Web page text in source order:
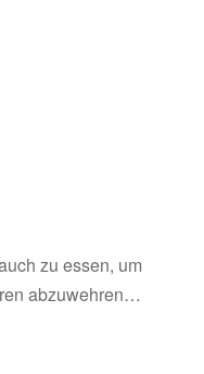
zu essen, um
abzuwehren…